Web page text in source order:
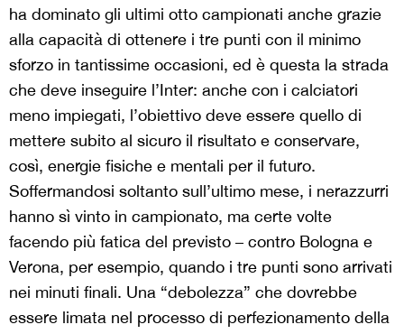
ha dominato gli ultimi otto campionati anche grazie
alla capacità di ottenere i tre punti con il minimo
sforzo in tantissime occasioni, ed è questa la strada
che deve inseguire l’Inter: anche con i calciatori
meno impiegati, l’obiettivo deve essere quello di
mettere subito al sicuro il risultato e conservare,
così, energie fisiche e mentali per il futuro.
Soffermandosi soltanto sull’ultimo mese, i nerazzurri
hanno sì vinto in campionato, ma certe volte
facendo più fatica del previsto – contro Bologna e
Verona, per esempio, quando i tre punti sono arrivati
nei minuti finali. Una “debolezza” che dovrebbe
essere limata nel processo di perfezionamento della